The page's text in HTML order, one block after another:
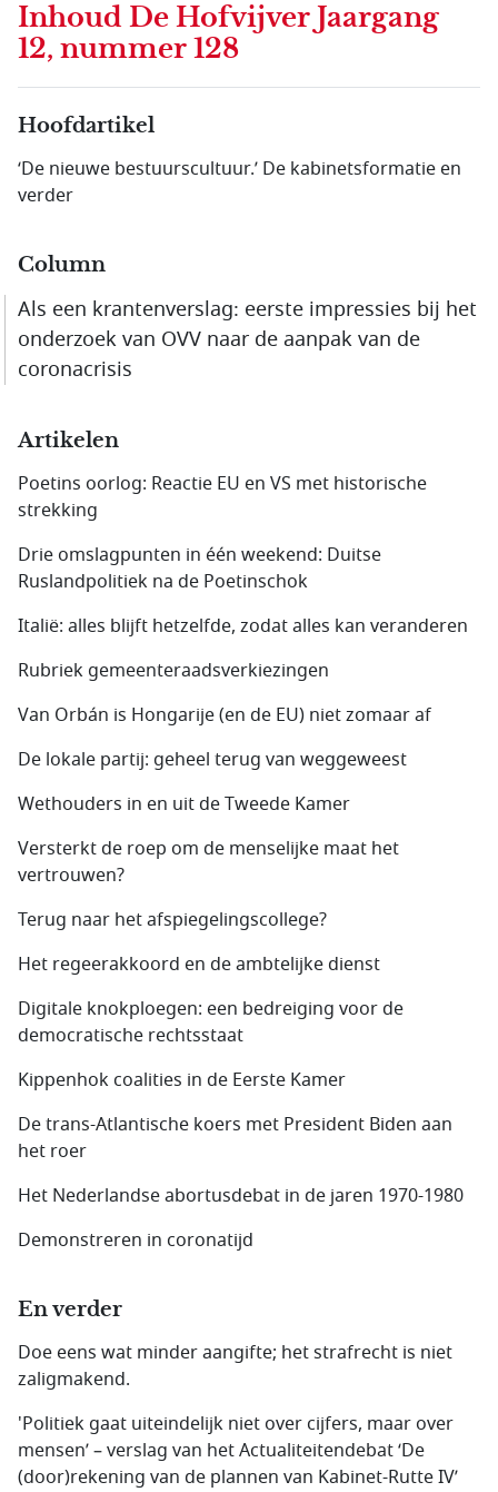
Inhoud De Hofvijver Jaargang
12, nummer 128
Hoofdartikel
‘De nieuwe bestuurscultuur.’ De kabinetsformatie en
verder
Column
Als een krantenverslag: eerste impressies bij het
onderzoek van OVV naar de aanpak van de
coronacrisis
Artikelen
Poetins oorlog: Reactie EU en VS met historische
strekking
Drie omslagpunten in één weekend: Duitse
Ruslandpolitiek na de Poetinschok
Italië: alles blijft hetzelfde, zodat alles kan veranderen
Rubriek gemeenteraadsverkiezingen
Van Orbán is Hongarije (en de EU) niet zomaar af
De lokale partij: geheel terug van weggeweest
Wethouders in en uit de Tweede Kamer
Versterkt de roep om de menselijke maat het
vertrouwen?
Terug naar het afspiegelingscollege?
Het regeerakkoord en de ambtelijke dienst
Digitale knokploegen: een bedreiging voor de
democratische rechtsstaat
Kippenhok coalities in de Eerste Kamer
De trans-Atlantische koers met President Biden aan
het roer
Het Nederlandse abortusdebat in de jaren 1970-1980
Demonstreren in coronatijd
En verder
Doe eens wat minder aangifte; het strafrecht is niet
zaligmakend.
'Politiek gaat uiteindelijk niet over cijfers, maar over
mensen’ – verslag van het Actualiteitendebat ‘De
(door)rekening van de plannen van Kabinet-Rutte IV’